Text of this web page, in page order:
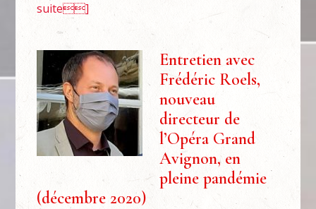
suite]
Entretien avec
Frédéric Roels,
nouveau
directeur de
l’Opéra Grand
Avignon, en
pleine pandémie
(décembre 2020)